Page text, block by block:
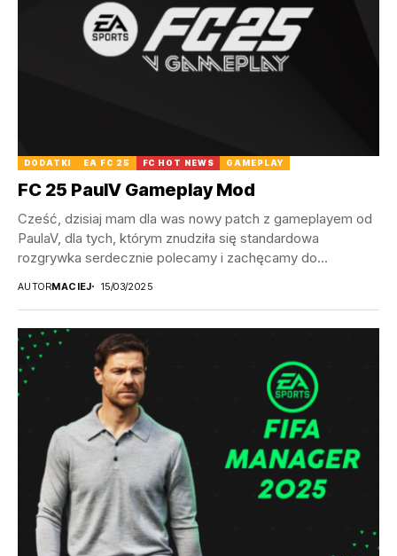
DODATKI EA FC 25 FC HOT NEWS GAMEPLAY
FC 25 PaulV Gameplay Mod
Cześć, dzisiaj mam dla was nowy patch z gameplayem od
PaulaV, dla tych, którym znudziła się standardowa
rozgrywka serdecznie polecamy i zachęcamy do...
AUTORMACIEJ 15/03/2025